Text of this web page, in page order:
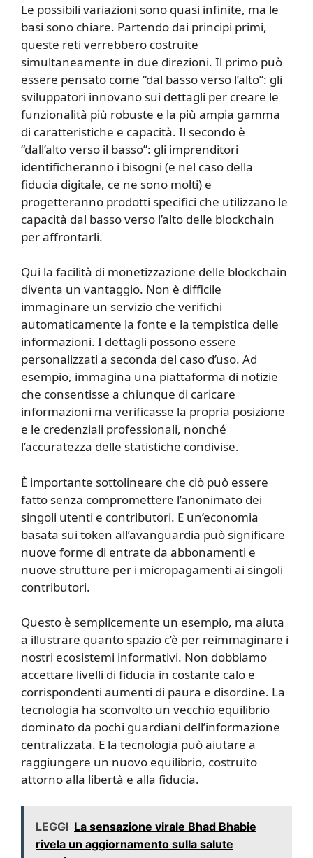
Le possibili variazioni sono quasi infinite, ma le
basi sono chiare. Partendo dai principi primi,
queste reti verrebbero costruite
simultaneamente in due direzioni. Il primo può
essere pensato come “dal basso verso l’alto”: gli
sviluppatori innovano sui dettagli per creare le
funzionalità più robuste e la più ampia gamma
di caratteristiche e capacità. Il secondo è
“dall’alto verso il basso”: gli imprenditori
identificheranno i bisogni (e nel caso della
fiducia digitale, ce ne sono molti) e
progetteranno prodotti specifici che utilizzano le
capacità dal basso verso l’alto delle blockchain
per affrontarli.
Qui la facilità di monetizzazione delle blockchain
diventa un vantaggio. Non è difficile
immaginare un servizio che verifichi
automaticamente la fonte e la tempistica delle
informazioni. I dettagli possono essere
personalizzati a seconda del caso d’uso. Ad
esempio, immagina una piattaforma di notizie
che consentisse a chiunque di caricare
informazioni ma verificasse la propria posizione
e le credenziali professionali, nonché
l’accuratezza delle statistiche condivise.
È importante sottolineare che ciò può essere
fatto senza compromettere l’anonimato dei
singoli utenti e contributori. E un’economia
basata sui token all’avanguardia può significare
nuove forme di entrate da abbonamenti e
nuove strutture per i micropagamenti ai singoli
contributori.
Questo è semplicemente un esempio, ma aiuta
a illustrare quanto spazio c’è per reimmaginare i
nostri ecosistemi informativi. Non dobbiamo
accettare livelli di fiducia in costante calo e
corrispondenti aumenti di paura e disordine. La
tecnologia ha sconvolto un vecchio equilibrio
dominato da pochi guardiani dell’informazione
centralizzata. E la tecnologia può aiutare a
raggiungere un nuovo equilibrio, costruito
attorno alla libertà e alla fiducia.
LEGGI La sensazione virale Bhad Bhabie
rivela un aggiornamento sulla salute